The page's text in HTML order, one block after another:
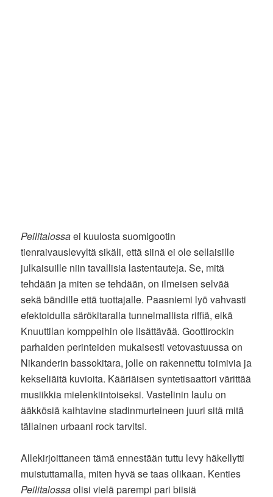
Peilitalossaei kuulosta suomigootin
tienraivauslevyltä sikäli, että siinä ei ole sellaisille
julkaisuille niin tavallisia lastentauteja. Se, mitä
tehdään ja miten se tehdään, on ilmeisen selvää
sekä bändille että tuottajalle. Paasniemi lyö vahvasti
efektoidulla särökitaralla tunnelmallista riffiä, eikä
Knuuttilan komppeihin ole lisättävää. Goottirockin
parhaiden perinteiden mukaisesti vetovastuussa on
Nikanderin bassokitara, jolle on rakennettu toimivia ja
kekseliäitä kuvioita. Kääriäisen syntetisaattori värittää
musiikkia mielenkiintoiseksi. Vastelinin laulu on
ääkkösiä kaihtavine stadinmurteineen juuri sitä mitä
tällainen urbaani rock tarvitsi.
Allekirjoittaneen tämä ennestään tuttu levy häkellytti
muistuttamalla, miten hyvä se taas olikaan. Kenties
Peilitalossaolisi vielä parempi pari biisiä